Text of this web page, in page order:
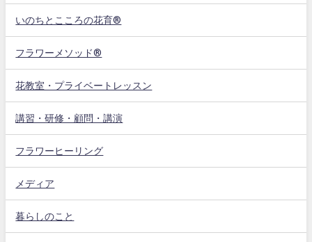
いのちとこころの花育®
フラワーメソッド®
花教室・プライベートレッスン
講習・研修・顧問・講演
フラワーヒーリング
メディア
暮らしのこと